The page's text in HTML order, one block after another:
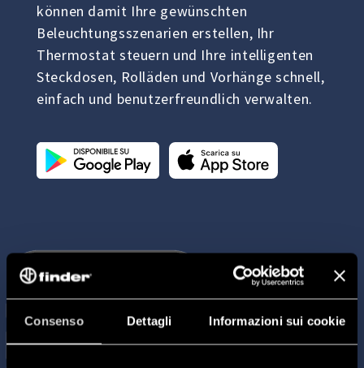
Consenso Dettagli Informazioni sui cookie
können damit Ihre gewünschten
Beleuchtungsszenarien erstellen, Ihr
Thermostat steuern und Ihre intelligenten
Steckdosen, Rolläden und Vorhänge schnell,
einfach und benutzerfreundlich verwalten.